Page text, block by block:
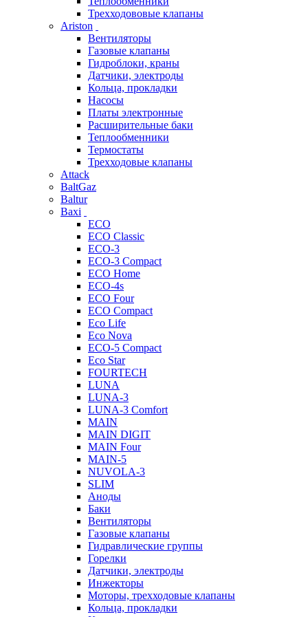
Трехходововые клапаны
Ariston
Вентиляторы
Газовые клапаны
Гидроблоки, краны
Датчики, электроды
Кольца, прокладки
Насосы
Платы электронные
Расширительные баки
Теплообменники
Термостаты
Трехходовые клапаны
Attack
BaltGaz
Baltur
Baxi
ECO
ECO Classic
ECO-3
ECO-3 Compact
ECO Home
ECO-4s
ECO Four
ECO Compact
Eco Life
Eco Nova
ECO-5 Compact
Eco Star
FOURTECH
LUNA
LUNA-3
LUNA-3 Comfort
MAIN
MAIN DIGIT
MAIN Four
MAIN-5
NUVOLA-3
SLIM
Аноды
Баки
Вентиляторы
Газовые клапаны
Гидравлические группы
Горелки
Датчики, электроды
Инжекторы
Моторы, трехходовые клапаны
Кольца, прокладки